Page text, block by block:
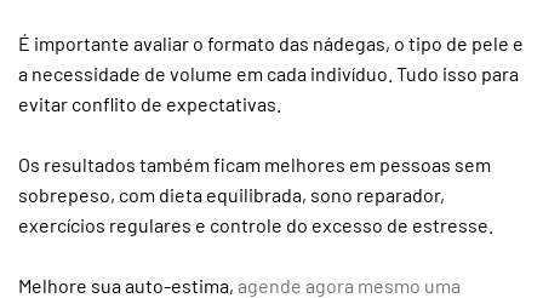
É importante avaliar o formato das nádegas, o tipo de pele e
a necessidade de volume em cada indivíduo. Tudo isso para
evitar conflito de expectativas.
Os resultados também ficam melhores em pessoas sem
sobrepeso, com dieta equilibrada, sono reparador,
exercícios regulares e controle do excesso de estresse.
Melhore sua auto-estima, agende agora mesmo uma